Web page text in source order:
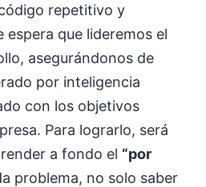
repetitivo y
espera que lideremos el
asegurándonos de
por inteligencia
con los objetivos
Para lograrlo, será
a fondo el “por
problema, no solo saber